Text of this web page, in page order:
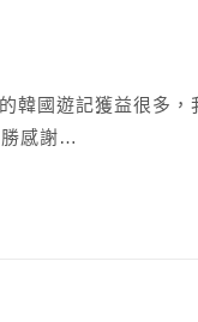
韓國遊記獲益很多
勝感謝…